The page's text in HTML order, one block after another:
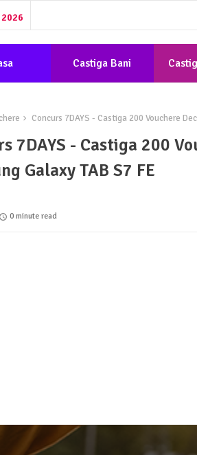
Castiga Bani
Concurs 7DAYS - Castiga 200 Vouchere
7DAYS - Castiga 200
Galaxy TAB S7 FE
0 minute read